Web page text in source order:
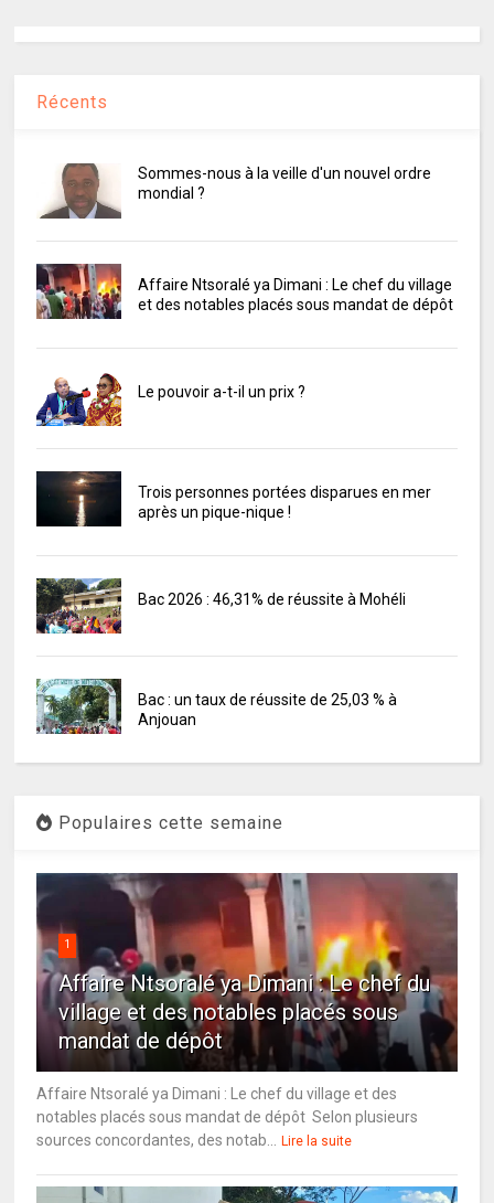
Récents
Sommes-nous à la veille d'un nouvel ordre
mondial ?
Affaire Ntsoralé ya Dimani : Le chef du village
et des notables placés sous mandat de dépôt
Le pouvoir a-t-il un prix ?
Trois personnes portées disparues en mer
après un pique-nique !
Bac 2026 : 46,31% de réussite à Mohéli
Bac : un taux de réussite de 25,03 % à
Anjouan
Populaires cette semaine
1
Affaire Ntsoralé ya Dimani : Le chef du
village et des notables placés sous
mandat de dépôt
Affaire Ntsoralé ya Dimani : Le chef du village et des
notables placés sous mandat de dépôt Selon plusieurs
sources concordantes, des notab... Lire la suite